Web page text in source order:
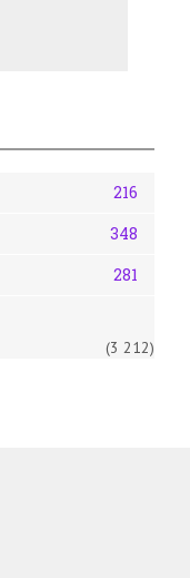
216
348
281
(3 212)